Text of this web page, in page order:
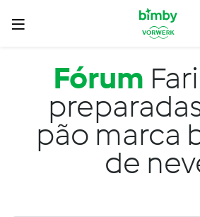
Passar para o conteúdo principal
Fórum
pão marca
de